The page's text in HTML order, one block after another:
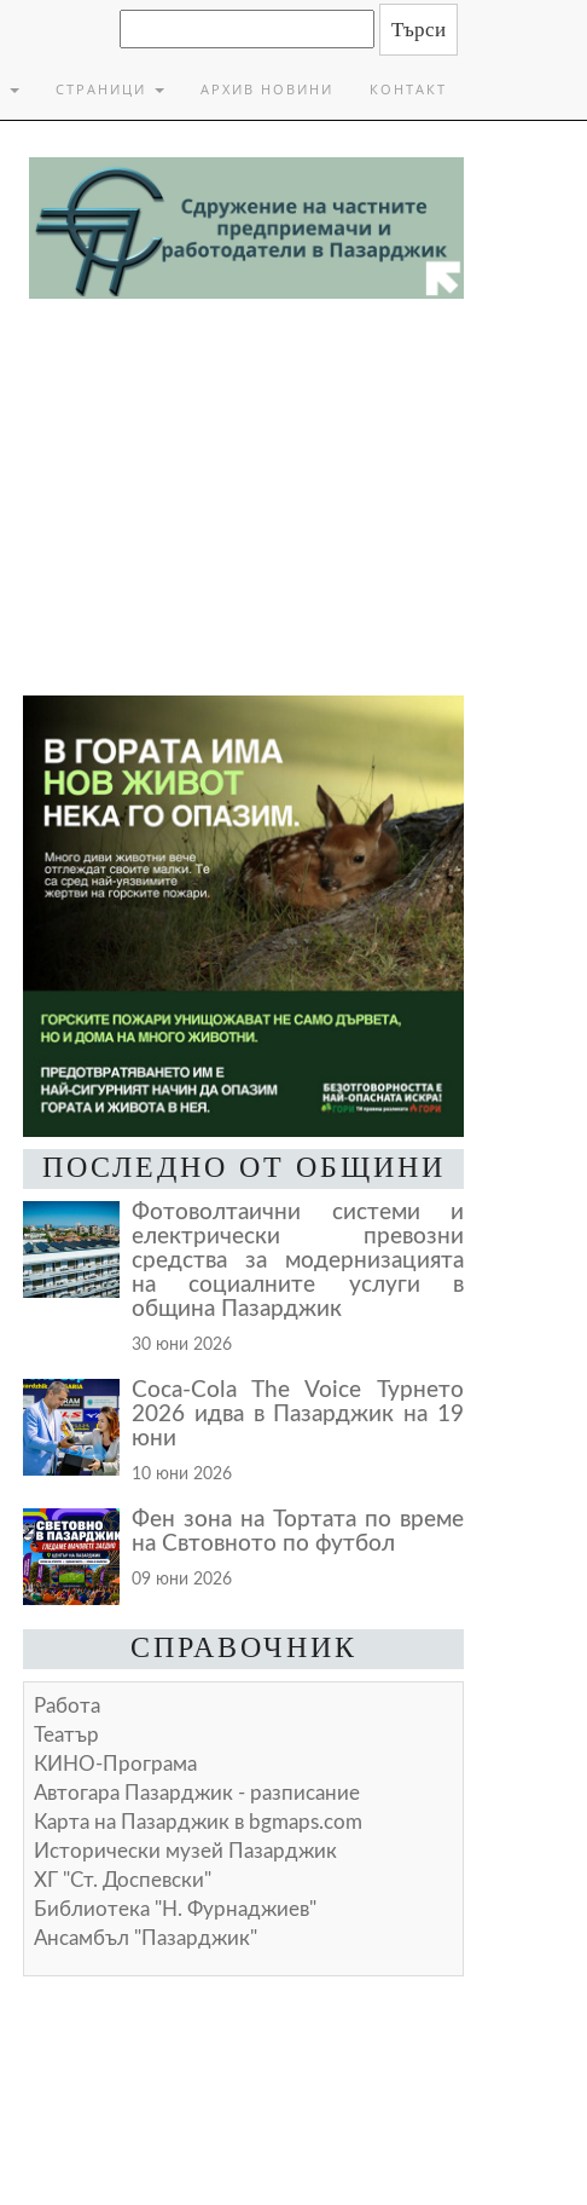
СТРАНИЦИ АРХИВ НОВИНИ КОНТАКТ
ПОСЛЕДНО ОТ ОБЩИНИ
Фотоволтаични системи и
електрически превозни
средства за модернизацията
на социалните услуги в
община Пазарджик
30 юни 2026
Coca-Cola The Voice Турнето
2026 идва в Пазарджик на 19
юни
10 юни 2026
Фен зона на Тортата по време
на Свтовното по футбол
09 юни 2026
СПРАВОЧНИК
Работа
Театър
КИНО-Програма
Автогара Пазарджик - разписание
Карта на Пазарджик в bgmaps.com
Исторически музей Пазарджик
ХГ "Ст. Доспевски"
Библиотека "Н. Фурнаджиев"
Ансамбъл "Пазарджик"